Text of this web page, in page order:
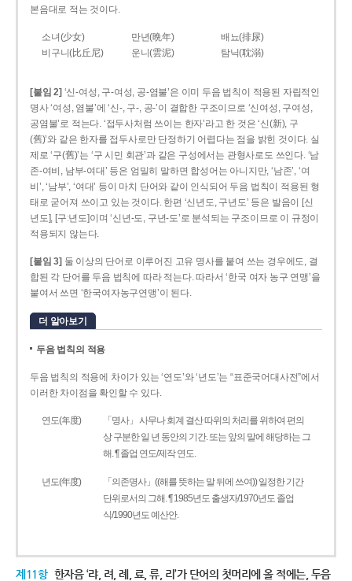
본음대로 적는 것이다.
소녀(少女) 만년(晩年)
배뇨(排尿)
비구니(比丘尼)
운니(雲泥) 탐닉(耽溺)
[붙임 2] ‘신-여성, 구-여성, 공-염불’은 이미 두음 법칙이 적용된 자립적인
명사 ‘여성, 염불’에 ‘신-, 구-, 공-’이 결합한 구조이므로 ‘신여성, 구여성,
공염불’로 적는다. ‘접두사처럼 쓰이는 한자’라고 한 것은 ‘신(新), 구
(舊)’와 같은 한자를 접두사로만 단정하기 어렵다는 점을 밝힌 것이다. 실
제로 ‘구(舊)’는 ‘구 시민 회관’과 같은 구성에서는 관형사로도 쓰인다. ‘남
존­-여비, 남부-­여대’ 등은 엄밀히 말하면 합성어는 아니지만, ‘남존’, ‘여
비’, ‘남부’, ‘여대’ 등이 마치 단어와 같이 인식되어 두음 법칙이 적용된 형
태로 굳어져 쓰이고 있는 것이다. 한편 ‘신년도, 구년도’ 등은 발음이 [신
년도], [구ː년도]이며 ‘신년­-도, 구년-­도’로 분석되는 구조이므로 이 규정이
적용되지 않는다.
[붙임 3] 둘 이상의 단어로 이루어진 고유 명사를 붙여 쓰는 경우에도, 결
합된 각 단어를 두음 법칙에 따라 적는다. 따라서 ‘한국 여자 농구 연맹’을
붙여서 쓰면 ‘한국여자농구연맹’이 된다.
더 알아보기
두음 법칙의 적용
두음 법칙의 적용에 차이가 있는 ‘연도’와 ‘년도’는 “표준국어대사전”에서
이러한 차이점을 확인할 수 있다.
연도(年度)
「명사」 사무나 회계 결산 따위의 처리를 위하여 편의
상 구분한 일 년 동안의 기간. 또는 앞의 말에 해당하는 그
해. ¶ 졸업 연도/제작 연도.
년도(年度)
「의존명사」((해를 뜻하는 말 뒤에 쓰여)) 일정한 기간
단위로서의 그해. ¶ 1985년도 출생자/1970년도 졸업
식/1990년도 예산안.
제11항 한자음 ‘랴, 려, 례, 료, 류, 리’가 단어의 첫머리에 올 적에는, 두음